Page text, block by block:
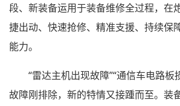
段、新装备运用于装备维修全过程，在
捷出动、快速抢修、精准支援、持续保
能力。
“雷达主机出现故障”“通信车电路
故障刚排除，新的特情又接踵而至。装